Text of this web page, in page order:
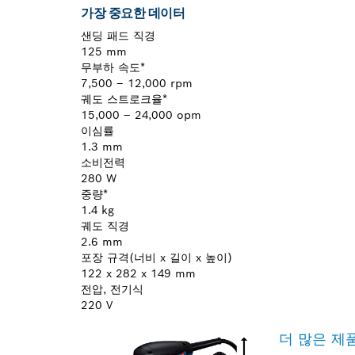
가장 중요한 데이터
샌딩 패드 직경
125 mm
무부하 속도*
7,500 – 12,000 rpm
궤도 스트로크율*
15,000 – 24,000 opm
이심률
1.3 mm
소비전력
280 W
중량*
1.4 kg
궤도 직경
2.6 mm
포장 규격(너비 x 길이 x 높이)
122 x 282 x 149 mm
전압, 전기식
220 V
더 많은 제